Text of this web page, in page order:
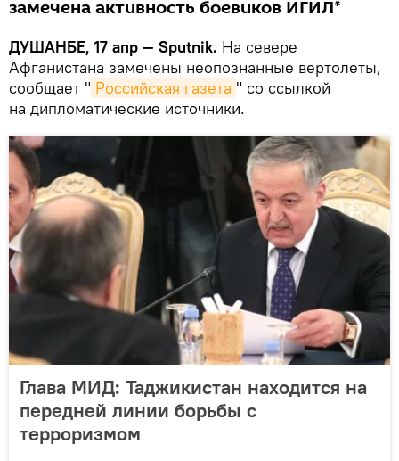
замечена активность боевиков ИГИЛ*
ДУШАНБЕ, 17 апр — Sputnik. На севере
Афганистана замечены неопознанные вертолеты,
сообщает " Российская газета " со ссылкой
на дипломатические источники.
Глава МИД: Таджикистан находится на
передней линии борьбы с
терроризмом